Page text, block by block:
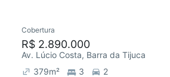
Cobertura
R$ 2.890.000
Av. Lúcio Costa, Barra da Tijuca
379m² 3
2